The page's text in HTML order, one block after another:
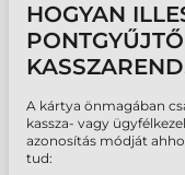
HOGYAN
A kártya önmagában
kassza- vagy
azonosítás módját
tud: